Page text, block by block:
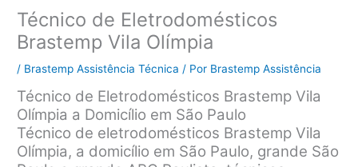
Técnico de Eletrodomésticos
Brastemp Vila Olímpia
/ Brastemp Assistência Técnica / Por Brastemp Assistência
Técnico de Eletrodomésticos Brastemp Vila
Olímpia a Domicílio em São Paulo
Técnico de eletrodomésticos Brastemp Vila
Olímpia, a domicílio em São Paulo, grande São